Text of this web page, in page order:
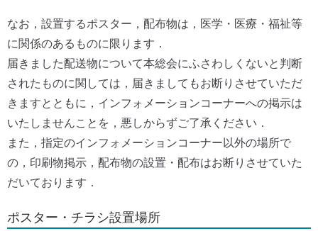
なお，設置するポスター，配布物は，医学・医療・福祉等
に関係のあるものに限ります．
届きました配送物について本総会にふさわしくないと判断
されたものに関しては，届きましてもお断りさせていただ
きますとともに，インフォメーションコーナーへの掲示は
いたしませんことを，悪しからずご了承ください．
また，指定のインフォメーションコーナー以外の場所で
の，印刷物掲示，配布物の設置・配布はお断りさせていた
だいております．
ポスター・チラシ設置場所